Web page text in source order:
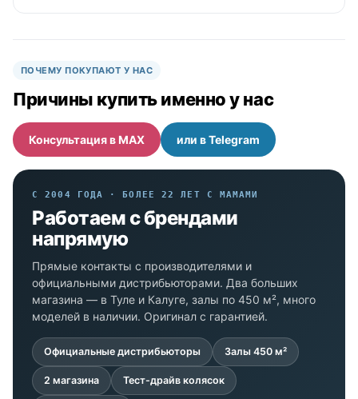
ПОЧЕМУ ПОКУПАЮТ У НАС
Причины купить именно у нас
Консультация в MAX или в Telegram
С 2004 ГОДА · БОЛЕЕ 22 ЛЕТ С МАМАМИ
Работаем с брендами
напрямую
Прямые контакты с производителями и
официальными дистрибьюторами. Два больших
магазина — в Туле и Калуге, залы по 450 м², много
моделей в наличии. Оригинал с гарантией.
Официальные дистрибьюторы Залы 450 м²
2 магазина Тест-драйв колясок